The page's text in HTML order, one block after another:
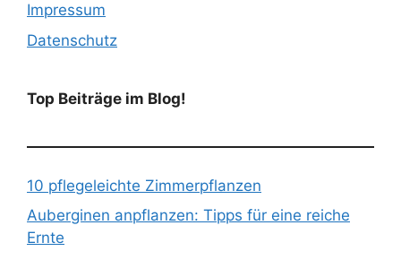
Impressum
Datenschutz
Top Beiträge im Blog!
10 pflegeleichte Zimmerpflanzen
Auberginen anpflanzen: Tipps für eine reiche
Ernte